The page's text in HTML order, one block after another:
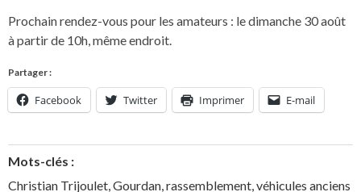
Prochain rendez-vous pour les amateurs : le dimanche 30 août
à partir de 10h, même endroit.
Partager :
Facebook Twitter Imprimer E-mail
Mots-clés :
Christian Trijoulet,Gourdan,rassemblement,véhicules anciens